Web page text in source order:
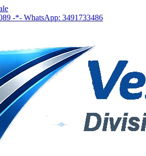
-*- WhatsApp: 3491733486